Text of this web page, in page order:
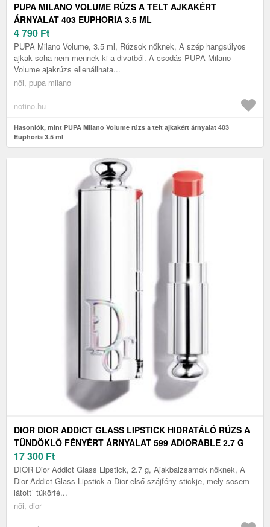
PUPA MILANO VOLUME RÚZS A TELT AJKAKÉRT
ÁRNYALAT 403 EUPHORIA 3.5 ML
4 790 Ft
PUPA Milano Volume, 3.5 ml, Rúzsok nőknek, A szép hangsúlyos
ajkak soha nem mennek ki a divatból. A csodás PUPA Milano
Volume ajakrúzs ellenállhata...
női, pupa milano
notino.hu
Hasonlók, mint PUPA Milano Volume rúzs a telt ajkakért árnyalat 403
Euphoria 3.5 ml
DIOR DIOR ADDICT GLASS LIPSTICK HIDRATÁLÓ RÚZS A
TÜNDÖKLŐ FÉNYÉRT ÁRNYALAT 599 ADIORABLE 2.7 G
17 300 Ft
DIOR Dior Addict Glass Lipstick, 2.7 g, Ajakbalzsamok nőknek, A
Dior Addict Glass Lipstick a Dior első szájfény stickje, mely sosem
látott¹ tükörfé...
női, dior